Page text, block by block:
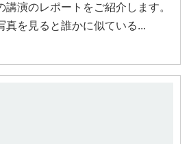
演のレポートをご紹介します。
真を見ると誰かに似ている...